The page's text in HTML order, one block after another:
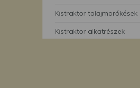
Kistraktor talajmarókések
Kistraktor alkatrészek